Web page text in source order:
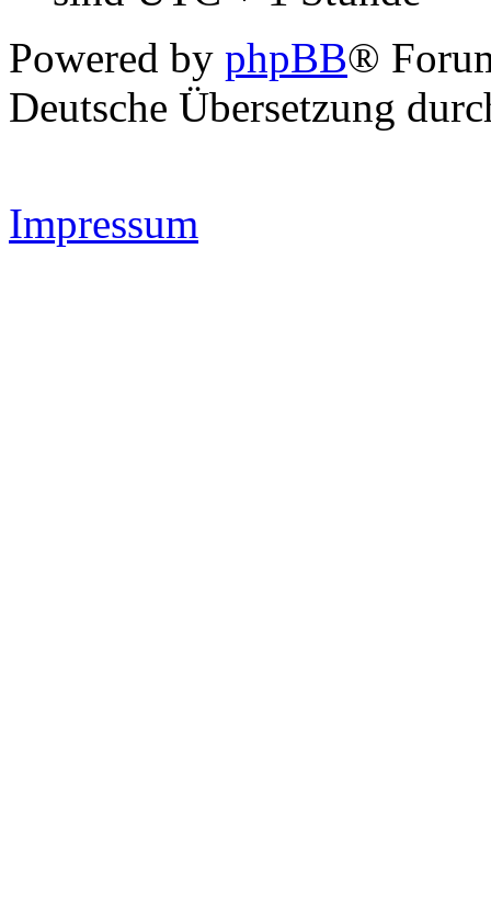
Powered by phpBB®
Deutsche Übersetzung
Impressum